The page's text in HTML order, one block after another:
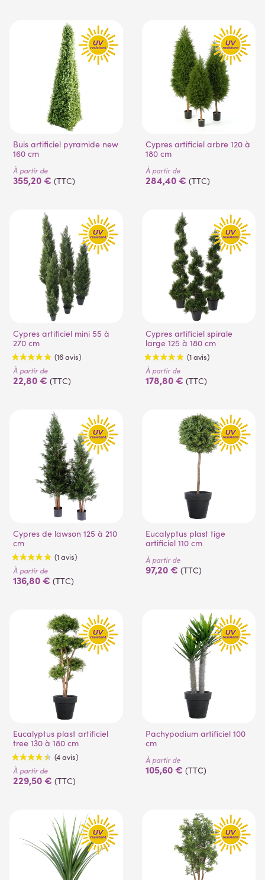
(1 avis)
Buis artificiel pyramide new
160 cm
À partir de
355,20 € (TTC)
Cypres artificiel arbre 120 à
180 cm
À partir de
284,40 € (TTC)
Cypres artificiel mini 55 à
270 cm
(16 avis)
À partir de
22,80 € (TTC)
Cypres artificiel spirale
large 125 à 180 cm
À partir de
178,80 € (TTC)
Cypres de lawson 125 à 210
cm
(1 avis)
À partir de
136,80 € (TTC)
Eucalyptus plast tige
artificiel 110 cm
À partir de
97,20 € (TTC)
Eucalyptus plast artificiel
tree 130 à 180 cm
À partir de
229,50 € (TTC)
Pachypodium artificiel 100
cm
À partir de
105,60 € (TTC)